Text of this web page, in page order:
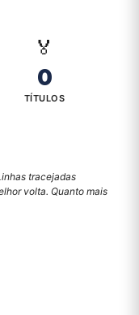
🏅
0
TÍTULOS
tracejadas
volta. Quanto mais